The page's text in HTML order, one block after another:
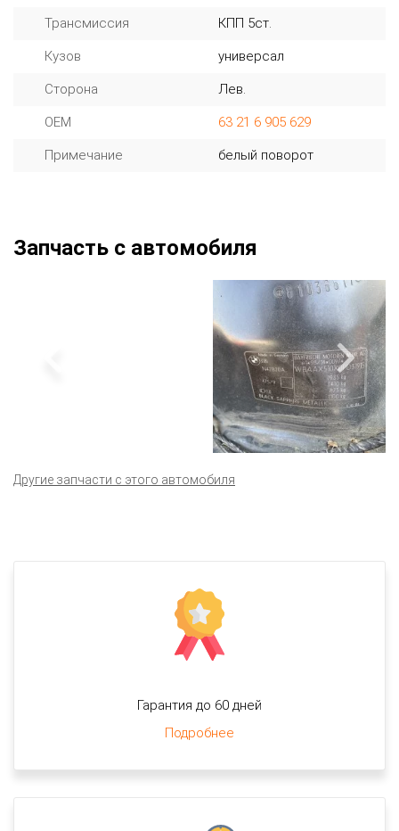
Трансмиссия КПП 5ст.
Кузов универсал
Сторона Лев.
OEM 63 21 6 905 629
Примечание белый поворот
Запчасть с автомобиля
Другие запчасти с этого автомобиля
Гарантия до 60 дней
Подробнее